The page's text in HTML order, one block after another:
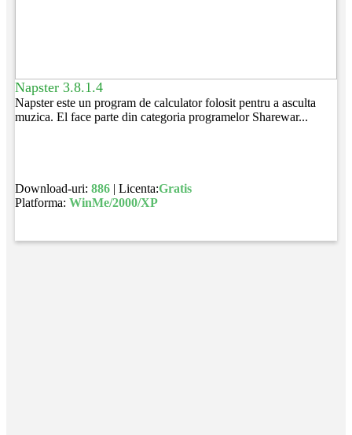
Napster 3.8.1.4
Napster este un program de calculator folosit pentru a asculta
muzica. El face parte din categoria programelor Sharewar...
Download-uri: 886| Licenta:Gratis
Platforma: WinMe/2000/XP